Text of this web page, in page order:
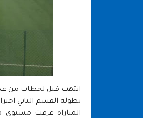
بطولة القسم الثاني
المباراة عرفت